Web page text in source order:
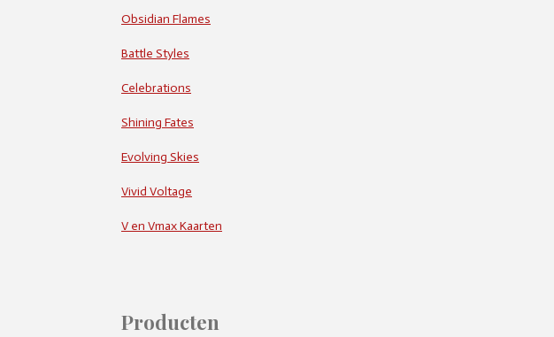
Obsidian Flames
Battle Styles
Celebrations
Shining Fates
Evolving Skies
Vivid Voltage
V en Vmax Kaarten
Producten